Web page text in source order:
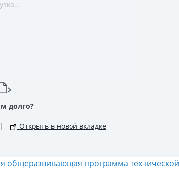
долго?
| Открыть в новой вкладке
общеразвивающая программа технической